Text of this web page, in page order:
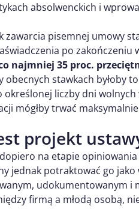
absolwenckich i
zawarcia pisemnej umowy
po zakończeniu
najmniej 35 proc.
obecnych stawkach byłoby
określonej liczby dni
mógłby trwać
projekt
na etapie opiniowania
jednak potraktować go jako
udokumentowanym i
firmą a młodą osobą,